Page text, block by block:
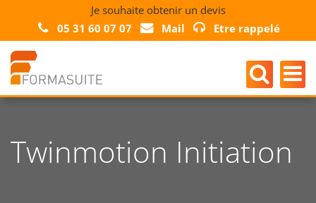
Je souhaite obtenir un devis
05 31 60 07 07
Mail Etre rappelé
Twinmotion Initiation